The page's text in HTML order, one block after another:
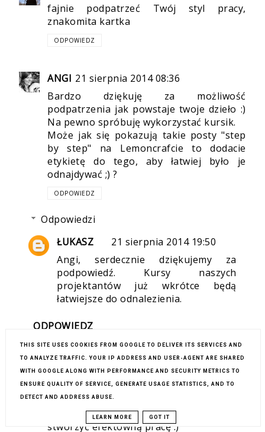
fajnie podpatrzeć Twój styl pracy,
znakomita kartka
ODPOWIEDZ
ANGI 21 sierpnia 2014 08:36
Bardzo dziękuję za możliwość
podpatrzenia jak powstaje twoje dzieło :)
Na pewno spróbuję wykorzystać kursik.
Może jak się pokazują takie posty "step
by step" na Lemoncrafcie to dodacie
etykietę do tego, aby łatwiej było je
odnajdywać ;) ?
ODPOWIEDZ
Odpowiedzi
ŁUKASZ
21 sierpnia 2014 19:50
Angi, serdecznie dziękujemy za
podpowiedź. Kursy naszych
projektantów już wkrótce będą
łatwiejsze do odnalezienia.
ODPOWIEDZ
KASIA (PRACOWNIA ESME) 21 sierpnia
2014 10:41
Niesamowite jest dla mnie to, że kilkoma
w zasadzie prostymi czynnościami można
stworzyć efektowną pracę :)
THIS SITE USES COOKIES FROM GOOGLE TO DELIVER ITS SERVICES AND
TO ANALYZE TRAFFIC. YOUR IP ADDRESS AND USER-AGENT ARE SHARED
WITH GOOGLE ALONG WITH PERFORMANCE AND SECURITY METRICS TO
ENSURE QUALITY OF SERVICE, GENERATE USAGE STATISTICS, AND TO
DETECT AND ADDRESS ABUSE.
LEARN MORE GOT IT